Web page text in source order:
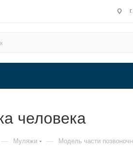
человека
— Муляжи — Модель части